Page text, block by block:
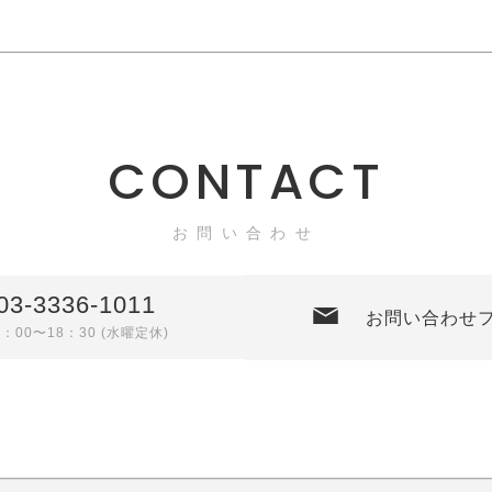
CONTACT
お問い合わせ
3336-1011
00〜18：30 (水曜定休)
お問い合わせ